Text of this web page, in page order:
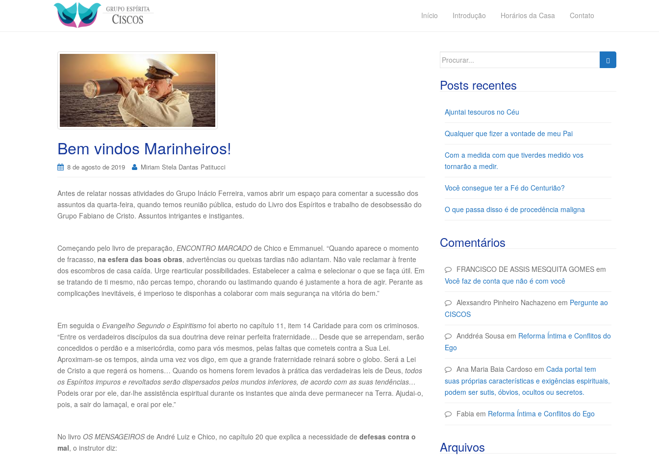
Início Introdução Horários da Casa Contato
Bem vindos Marinheiros!
8 de agosto de 2019 Miriam Stela Dantas Patitucci
Antes de relatar nossas atividades do Grupo Inácio Ferreira, vamos abrir um espaço para comentar a sucessão dos
assuntos da quarta-feira, quando temos reunião pública, estudo do Livro dos Espíritos e trabalho de desobsessão do
Grupo Fabiano de Cristo. Assuntos intrigantes e instigantes.
Começando pelo livro de preparação, ENCONTRO MARCADO de Chico e Emmanuel. “Quando aparece o momento
de fracasso, na esfera das boas obras, advertências ou queixas tardias não adiantam. Não vale reclamar à frente
dos escombros de casa caída. Urge rearticular possibilidades. Estabelecer a calma e selecionar o que se faça útil. Em
se tratando de ti mesmo, não percas tempo, chorando ou lastimando quando é justamente a hora de agir. Perante as
complicações inevitáveis, é imperioso te disponhas a colaborar com mais segurança na vitória do bem.”
Em seguida o Evangelho Segundo o Espiritismo foi aberto no capítulo 11, item 14 Caridade para com os criminosos.
“Entre os verdadeiros discípulos da sua doutrina deve reinar perfeita fraternidade… Desde que se arrependam, serão
concedidos o perdão e a misericórdia, como para vós mesmos, pelas faltas que cometeis contra a Sua Lei.
Aproximam-se os tempos, ainda uma vez vos digo, em que a grande fraternidade reinará sobre o globo. Será a Lei
de Cristo a que regerá os homens… Quando os homens forem levados à prática das verdadeiras leis de Deus, todos
os Espíritos impuros e revoltados serão dispersados pelos mundos inferiores, de acordo com as suas tendências…
Podeis orar por ele, dar-lhe assistência espiritual durante os instantes que ainda deve permanecer na Terra. Ajudai-o,
pois, a sair do lamaçal, e orai por ele.”
No livro OS MENSAGEIROSde André Luiz e Chico, no capítulo 20 que explica a necessidade de defesas contra o
mal, o instrutor diz:
Search
Posts recentes
Ajuntai tesouros no Céu
Qualquer que fizer a vontade de meu Pai
Com a medida com que tiverdes medido vos
tornarão a medir.
Você consegue ter a Fé do Centurião?
O que passa disso é de procedência maligna
Comentários
FRANCISCO DE ASSIS MESQUITA GOMES em
Você faz de conta que não é com você
Alexsandro Pinheiro Nachazeno em Pergunte ao
CISCOS
Anddréa Sousa em Reforma Íntima e Conflitos do
Ego
Ana Maria Baia Cardoso em Cada portal tem
suas próprias características e exigências espirituais,
podem ser sutis, óbvios, ocultos ou secretos.
Fabia em Reforma Íntima e Conflitos do Ego
Arquivos